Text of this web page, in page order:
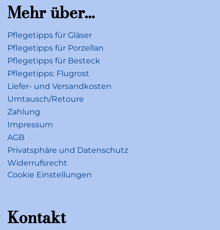
Mehr über...
Pflegetipps für Gläser
Pflegetipps für Porzellan
Pflegetipps für Besteck
Pflegetipps: Flugrost
Liefer- und Versandkosten
Umtausch/Retoure
Zahlung
Impressum
AGB
Privatsphäre und Datenschutz
Widerrufsrecht
Cookie Einstellungen
Kontakt